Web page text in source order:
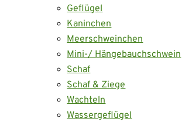
Geflügel
Kaninchen
Meerschweinchen
Mini-/ Hängebauchschwein
Schaf
Schaf & Ziege
Wachteln
Wassergeflügel